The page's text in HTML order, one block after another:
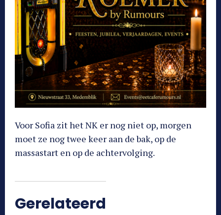
Voor Sofia zit het NK er nog niet op, morgen
moet ze nog twee keer aan de bak, op de
massastart en op de achtervolging.
Gerelateerd